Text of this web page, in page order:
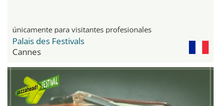
únicamente para visitantes profesionales
Palais des Festivals
Cannes